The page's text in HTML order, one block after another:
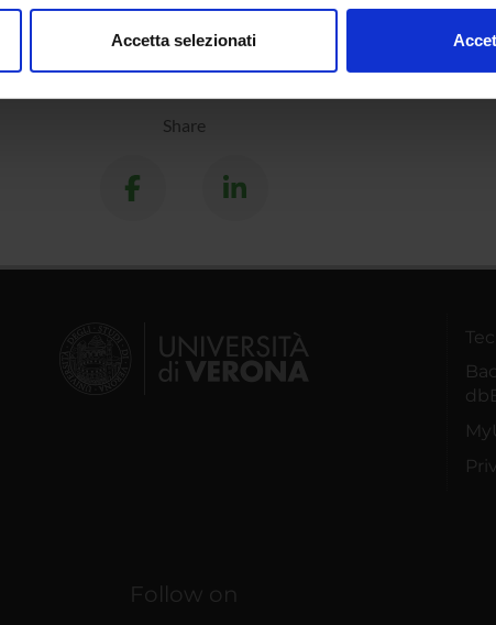
momento dalla Dichiarazione sui cookie.
Accetta selezionati
Share
Follow on